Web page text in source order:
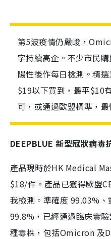
第5波疫情仍嚴峻，
字持續高企。不少市民
陽性後作每日檢測。精
$19以下買到，最平$10
可，或通過歐盟標準，
DEEPBLUE 新型冠狀病毒
產品現時於HK Medical
$18/件。產品已獲得歐盟
我檢測。準確度 99.03%
99.8%，已經通過臨床實
種毒株，包括Omicron 及